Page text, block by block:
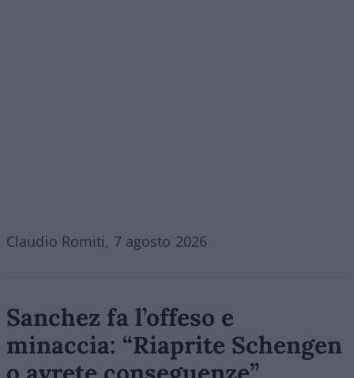
Claudio Romiti, 7 agosto 2026
Sanchez fa l’offeso e
minaccia: “Riaprite Schengen